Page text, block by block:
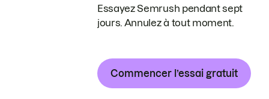
Essayez Semrush pendant sept
jours. Annulez à tout moment.
Commencer l’essai gratuit